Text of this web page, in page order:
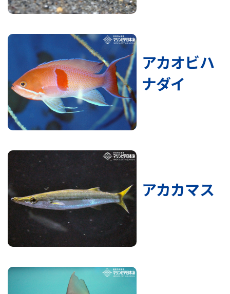
アカオビハ
ナダイ
アカカマス